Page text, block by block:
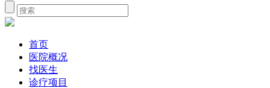
首页
医院概况
找医生
诊疗项目